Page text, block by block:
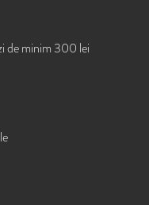
de minim 300 lei